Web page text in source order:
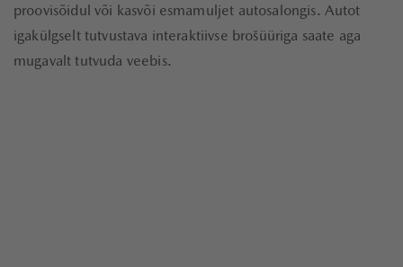
proovisõidul või kasvõi esmamuljet autosalongis. Autot
igakülgselt tutvustava interaktiivse brošüüriga saate aga
mugavalt tutvuda veebis.